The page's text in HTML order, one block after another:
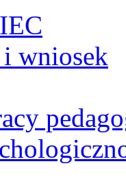
wniosek